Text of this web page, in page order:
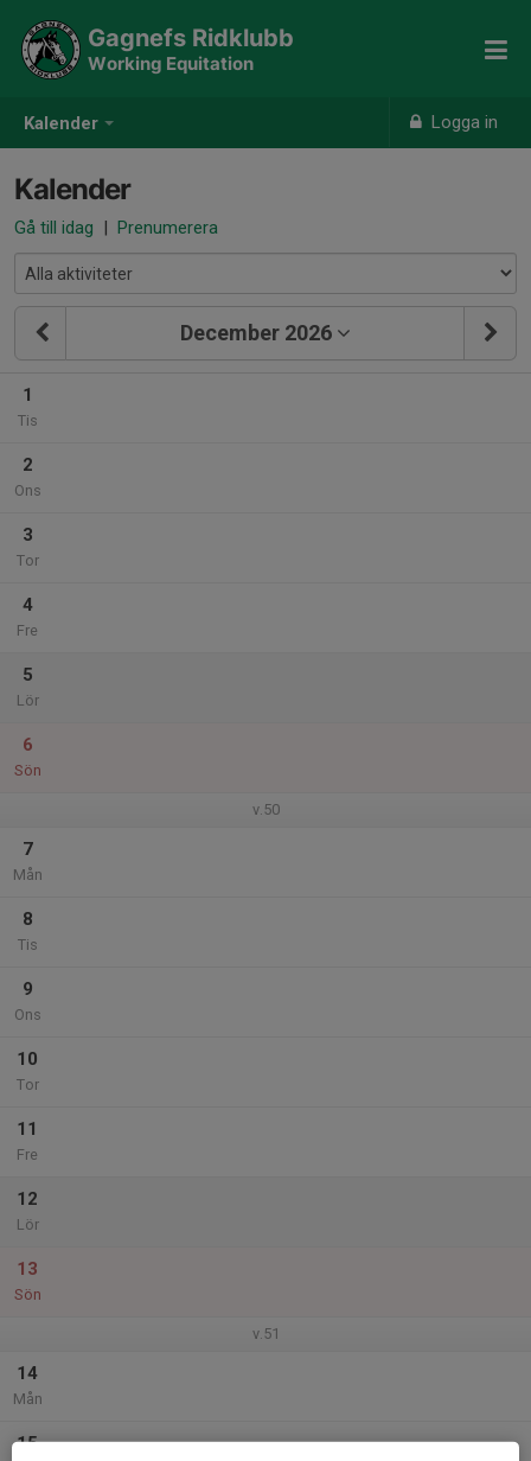
Kalender Logga in
Gagnefs Ridklubb
Working Equitation
Kalender
Gå till idag | Prenumerera
December 2026
1
Tis
2
Ons
3
Tor
4
Fre
5
Lör
6
Sön
v.50
7
Mån
8
Tis
9
Ons
10
Tor
11
Fre
12
Lör
13
Sön
v.51
14
Mån
15